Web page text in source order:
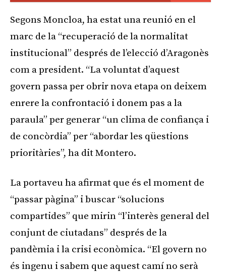
Segons Moncloa, ha estat una reunió en el
marc de la “recuperació de la normalitat
institucional” després de l’elecció d’Aragonès
com a president. “La voluntat d’aquest
govern passa per obrir nova etapa on deixem
enrere la confrontació i donem pas a la
paraula” per generar “un clima de confiança i
de concòrdia” per “abordar les qüestions
prioritàries”, ha dit Montero.
La portaveu ha afirmat que és el moment de
“passar pàgina” i buscar “solucions
compartides” que mirin “l’interès general del
conjunt de ciutadans” després de la
pandèmia i la crisi econòmica. “El govern no
és ingenu i sabem que aquest camí no serà